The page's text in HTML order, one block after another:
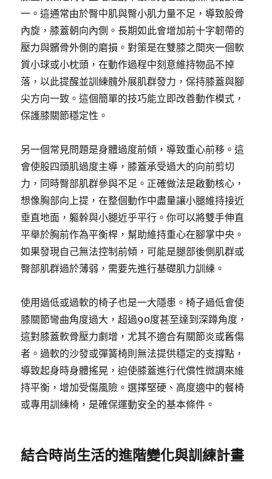
一。這通常由於臀中肌與臀小肌力量不足，導致股骨
內旋，膝蓋朝向內側。長期如此會增加前十字韌帶的
壓力與髕骨外側的磨損。對策是在雙膝之間夾一個軟
質小球或小枕頭，在動作過程中刻意維持物品不掉
落，以此提醒並訓練髖外展肌群發力，保持膝蓋與腳
尖方向一致。這個簡單的技巧能立即改善動作模式，
保護膝關節穩定性。
另一個常見問題是身體過度前傾，導致重心前移。這
會使股四頭肌過度主導，膝蓋承受過大的向前剪切
力，同時臀部肌群參與不足。正確做法是啟動核心，
想像胸部向上提，在整個動作中盡量讓小腿維持接近
垂直地面，軀幹與小腿近乎平行。你可以將雙手伸直
平舉於胸前作為平衡桿，幫助維持重心在腳掌中央。
如果發現自己無法控制前傾，可能是腿部後側肌群或
臀部肌群過於薄弱，需要先進行基礎肌力訓練。
使用過低或過軟的椅子也是一大隱患。椅子過低會使
膝關節彎曲角度過大，超過90度甚至達到深蹲角度，
這對膝蓋軟骨壓力劇增，尤其不適合有關節炎或舊傷
者。過軟的沙發或彈簧椅則無法提供穩定的支撐點，
導致起身時身體搖晃，迫使膝蓋進行代償性微調來維
持平衡，增加受傷風險。選擇堅硬、高度適中的餐椅
或專用訓練椅，是確保運動安全的基本條件。
結合時尚生活的進階變化與訓練計畫